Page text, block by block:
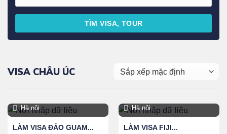
TÌM VISA, TOUR
VISA CHÂU ÚC
Hà nội
LÀM VISA ĐẢO GUAM...
Hà nội
LÀM VISA FIJI...